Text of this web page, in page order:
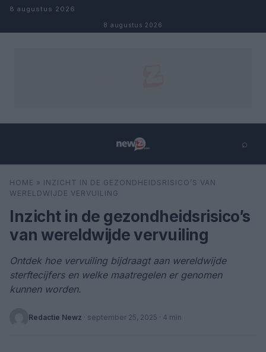
Naar inhoud
8 augustus 2026
8 augustus 2026
⌕
Zoeken
HOME » INZICHT IN DE GEZONDHEIDSRISICO’S VAN
WERELDWIJDE VERVUILING
Inzicht in de gezondheidsrisico’s
van wereldwijde vervuiling
Ontdek hoe vervuiling bijdraagt aan wereldwijde
sterftecijfers en welke maatregelen er genomen
kunnen worden.
Redactie Newz · september 25, 2025 · 4 min